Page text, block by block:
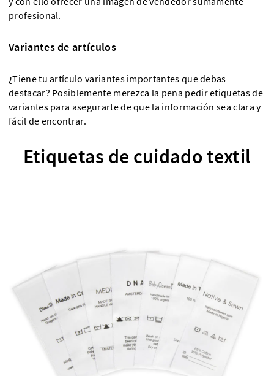
profesional.
Variantes de artículos
¿Tiene tu artículo variantes importantes que debas
destacar? Posiblemente merezca la pena pedir etiquetas de
variantes para asegurarte de que la información sea clara y
fácil de encontrar.
Etiquetas de cuidado textil